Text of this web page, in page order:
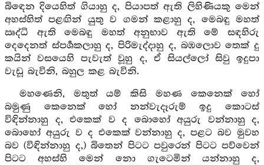
බිඳෙන දියෙහිත් ගියාහු ද, පියාපත් ඇති ලිහිණියකු මෙන්
අහස්හිත් පළඟින් යුතු ව ගමන් කළාහු ද, මෙබඳු මහත්
ඍද්ධි ඇති මෙබඳු මහත් අනුභාව ඇති මේ සඳහිරු
දෙදෙනත් ස්පර්‍ශකලාහු ද, පිරිමැද්දාහු ද, බඹලොව තෙක් දු
කයින් වසයෙහි පැවැත් වූහු ද, ඒ සියල්ලෝ සිවු ඉදුපා
වැඩූ බැවිනි, බහුල කළ බැවිනි.
මහණෙනි, මතුත් යම් කිසි මහණ කෙනෙක් හෝ
බමුණු කෙනෙක් හෝ නන්වැදෑරුම් ඉදු කොටස්
විඳින්නාහු ද, එකෙක් ව ද බොහෝ අයුරු වන්නාහු ද,
බොහෝ අයුරු ව ද එකෙක් වන්නාහු ද, පළට බව මුවහ
බව (විඳින්නාහු ද,) බිතෙන් පිටට පවුරෙන් පිටට පව්වෙන්
පිටට අහස්හි මෙන් නො ගැටෙමින් යන්නාහු ද,